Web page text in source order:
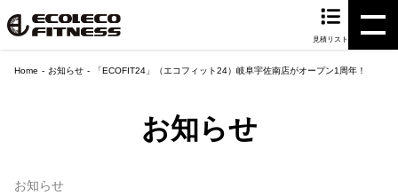
見積リスト
Home お知らせ 「ECOFIT24」（エコフィット24）岐阜宇佐南店がオープン1周年！
お知らせ
お知らせ